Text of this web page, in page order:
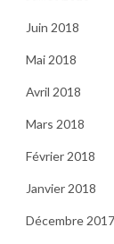
Juin 2018
Mai 2018
Avril 2018
Mars 2018
Février 2018
Janvier 2018
Décembre 2017